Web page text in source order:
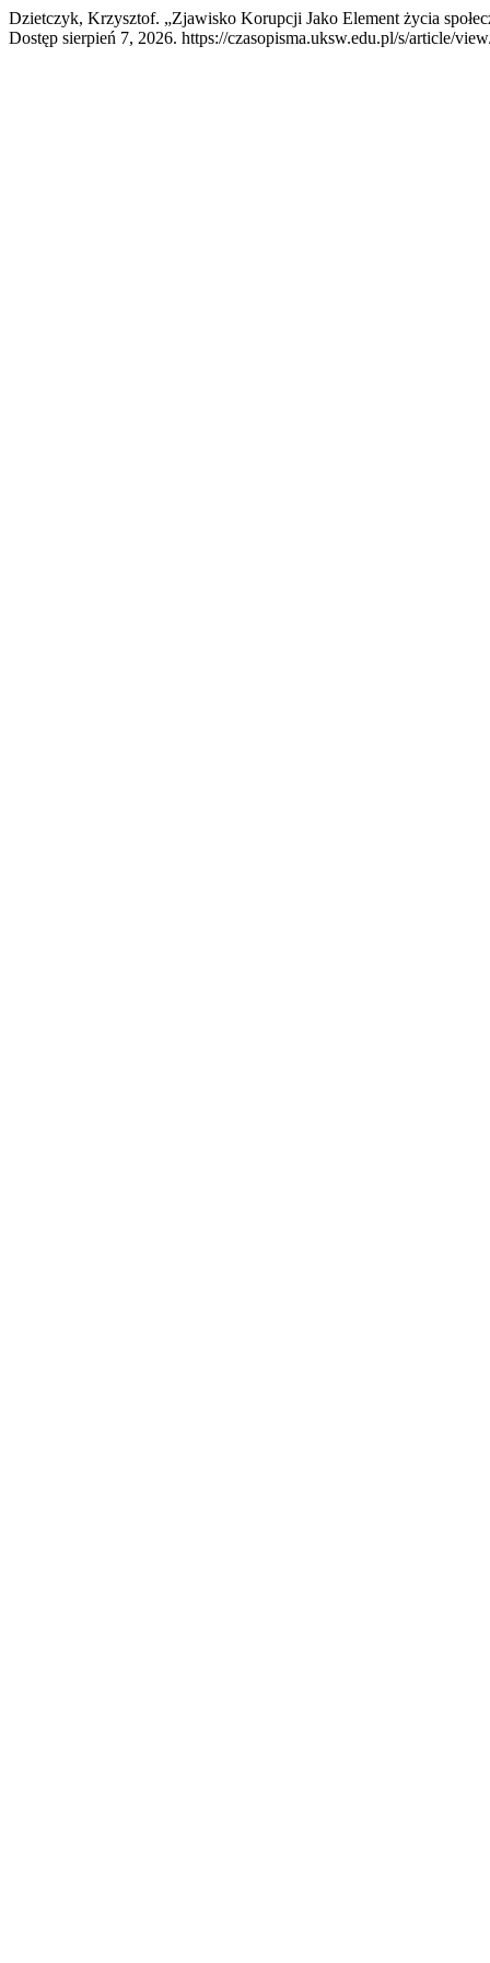
Dzietczyk, Krzysztof. „Zjawisko Korupcji Jako Element życia
Dostęp sierpień 7, 2026. https://czasopisma.uksw.edu.pl/s/article/